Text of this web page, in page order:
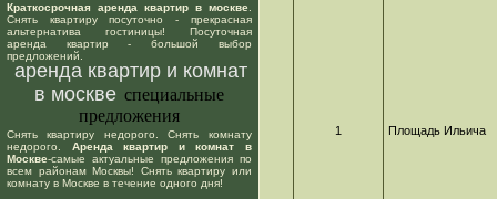
Краткосрочная аренда квартир в москве
Снять квартиру посуточно - прекрасная
альтернатива гостиницы! Посуточная
аренда квартир - большой выбор
предложений.
аренда квартир и комнат
в москве специальные
предложения
Снять квартиру недорого. Снять комнату
недорого. Аренда квартир и комнат в
Москве-самые актуальные предложения по
всем районам Москвы! Снять квартиру или
комнату в Москве в течение одного дня!
1 Площадь Ильича